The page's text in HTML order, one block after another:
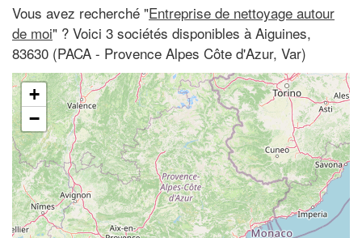
Vous avez recherché "Entreprise de nettoyage autour
de moi" ? Voici 3 sociétés disponibles à Aiguines,
83630 (PACA - Provence Alpes Côte d'Azur, Var)
+
−